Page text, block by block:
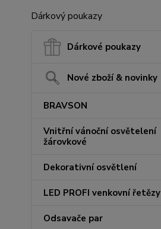
Dárkový poukazy
Dárkové poukazy
Nové zboží & novinky
BRAVSON
Vnitřní vánoční osvětelení
žárovkové
Dekorativní osvětlení
LED PROFI venkovní řetězy
Odsavače par